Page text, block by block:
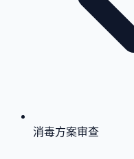
消毒方案审查